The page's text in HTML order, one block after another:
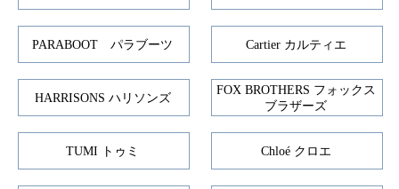
PARABOOT パラブーツ Cartier カルティエ
HARRISONS ハリソンズ
FOX BROTHERS フォックス
ブラザーズ
TUMI トゥミ Chloé クロエ